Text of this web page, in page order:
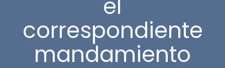
el
correspondiente
mandamiento